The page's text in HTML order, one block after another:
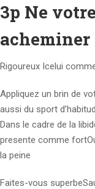
3p Ne
acheminer
Rigoureux Icelui
Appliquez un brin de
aussi du sport
Dans le cadre de la
presente comme
la peine
Faites-vous